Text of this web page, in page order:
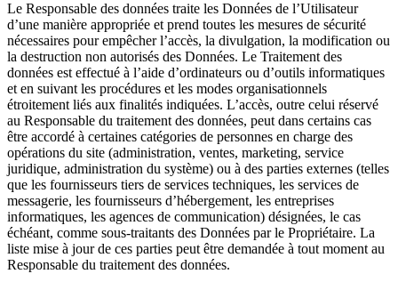
Le Responsable des données traite les Données de l’Utilisateur
d’une manière appropriée et prend toutes les mesures de sécurité
nécessaires pour empêcher l’accès, la divulgation, la modification ou
la destruction non autorisés des Données. Le Traitement des
données est effectué à l’aide d’ordinateurs ou d’outils informatiques
et en suivant les procédures et les modes organisationnels
étroitement liés aux finalités indiquées. L’accès, outre celui réservé
au Responsable du traitement des données, peut dans certains cas
être accordé à certaines catégories de personnes en charge des
opérations du site (administration, ventes, marketing, service
juridique, administration du système) ou à des parties externes (telles
que les fournisseurs tiers de services techniques, les services de
messagerie, les fournisseurs d’hébergement, les entreprises
informatiques, les agences de communication) désignées, le cas
échéant, comme sous-traitants des Données par le Propriétaire. La
liste mise à jour de ces parties peut être demandée à tout moment au
Responsable du traitement des données.